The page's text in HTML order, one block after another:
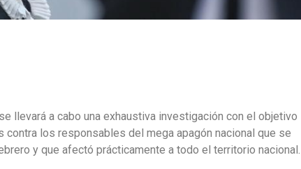
llevará a cabo una exhaustiva investigación con el objetivo
los responsables del mega apagón nacional que se
y que afectó prácticamente a todo el territorio nacional.